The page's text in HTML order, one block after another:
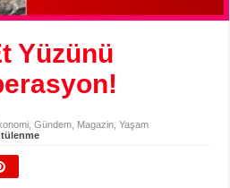
Yüzünü
,Gündem Magazin ,Yaşam